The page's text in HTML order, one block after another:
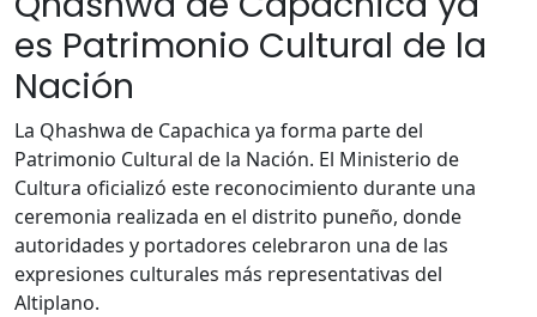
es Patrimonio Cultural de la
Nación
La Qhashwa de Capachica ya forma parte del
Patrimonio Cultural de la Nación. El Ministerio de
Cultura oficializó este reconocimiento durante una
ceremonia realizada en el distrito puneño, donde
autoridades y portadores celebraron una de las
expresiones culturales más representativas del
Altiplano.